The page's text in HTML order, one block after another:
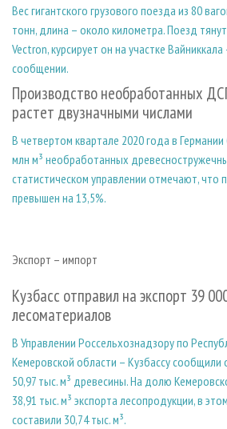
Вес гигантского грузового поезда из 80
тонн, длина – около километра. Поезд
Vectron, курсирует он на участке
сообщении.
Производство необработанных
растет двузначными числами
В четвертом квартале 2020 года в
млн м³ необработанных
статистическом управлении отмечают, что
превышен на 13,5%.
Экспорт – импорт
Кузбасс отправил на экспорт 39
лесоматериалов
В Управлении Россельхознадзору по
Кемеровской области – Кузбассу сообщили
50,97 тыс. м³ древесины. На долю
38,91 тыс. м³ экспорта лесопродукции, в
составили 30,74 тыс. м³.